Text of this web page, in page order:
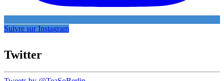
Suivre sur Instagram
Twitter